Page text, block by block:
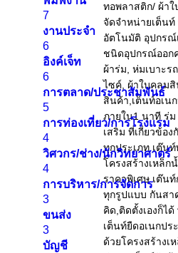
7
งานประจำ
6
อิงค์เจ็ท
6
การตลาด/ประชาสัมพันธ์
5
การท่องเที่ยว/การโรงแรม
4
วิศวกร/ช่าง/นักวิทยาศาตร์
4
การบริหาร/การจัดการ
3
ขนส่ง
3
บัญชี